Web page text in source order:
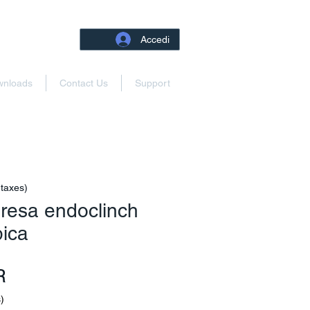
Accedi
Contact Us Support
endoclinch